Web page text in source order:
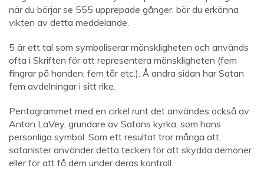
när du börjar se 555 upprepade gånger, bör du erkänna
vikten av detta meddelande.
5 är ett tal som symboliserar mänskligheten och används
ofta i Skriften för att representera mänskligheten (fem
fingrar på handen, fem tår etc.). Å andra sidan har Satan
fem avdelningar i sitt rike.
Pentagrammet med en cirkel runt det användes också av
Anton LaVey, grundare av Satans kyrka, som hans
personliga symbol. Som ett resultat tror många att
satanister använder detta tecken för att skydda demoner
eller för att få dem under deras kontroll.